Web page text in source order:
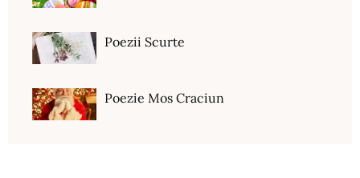
Poezii Scurte
Poezie Mos Craciun